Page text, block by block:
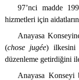
97’nci madde
hizmetleri için
Anayasa
(chose jugée) ilkesini
düzenleme getirdiğini
Anayasa Konseyi